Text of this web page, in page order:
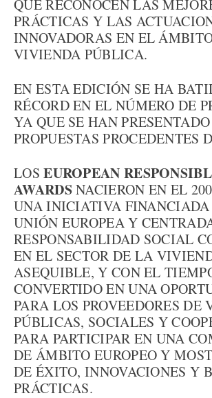
QUE RECONOCEN LAS
PRÁCTICAS Y LAS
INNOVADORAS EN EL
VIVIENDA PÚBLICA.
EN ESTA EDICIÓN SE HA
RÉCORD EN EL NÚMERO DE
YA QUE SE HAN
PROPUESTAS PROCEDENTES
LOSEUROPEAN
AWARDSNACIERON EN EL
UNA INICIATIVA FINANCIADA
UNIÓN EUROPEA Y
RESPONSABILIDAD SOCIAL
EN EL SECTOR DE LA
ASEQUIBLE, Y CON EL
CONVERTIDO EN UNA
PARA LOS PROVEEDORES DE
PÚBLICAS, SOCIALES Y
PARA PARTICIPAR EN UNA
DE ÁMBITO EUROPEO Y
DE ÉXITO, INNOVACIONES Y
PRÁCTICAS.